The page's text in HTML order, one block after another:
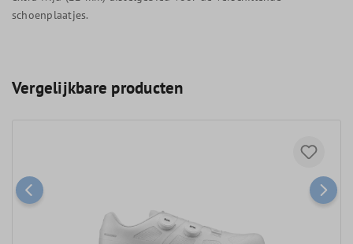
schoenplaatjes.
Vergelijkbare producten